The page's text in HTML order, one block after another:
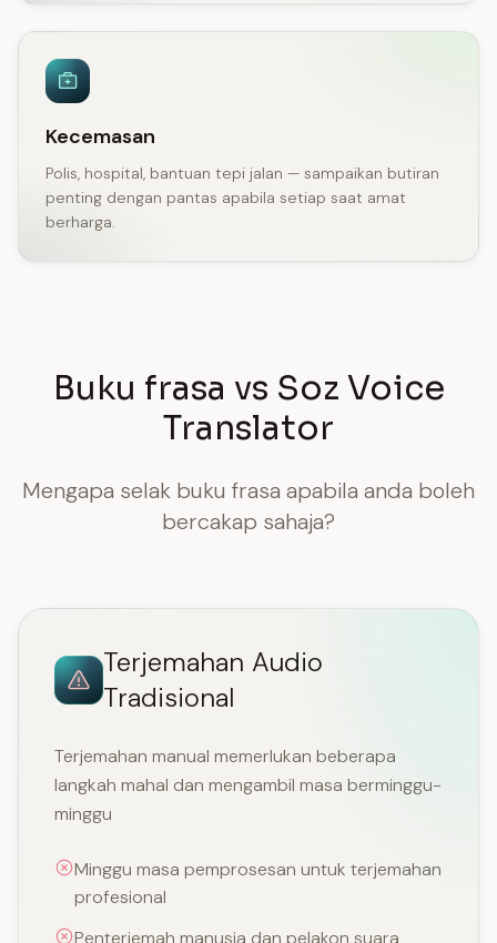
Kecemasan
Polis, hospital, bantuan tepi jalan — sampaikan butiran
penting dengan pantas apabila setiap saat amat
berharga.
Buku frasa vs Soz Voice
Translator
Mengapa selak buku frasa apabila anda boleh
bercakap sahaja?
Terjemahan Audio
Tradisional
Terjemahan manual memerlukan beberapa
langkah mahal dan mengambil masa berminggu-
minggu
Minggu masa pemprosesan untuk terjemahan
profesional
Penterjemah manusia dan pelakon suara